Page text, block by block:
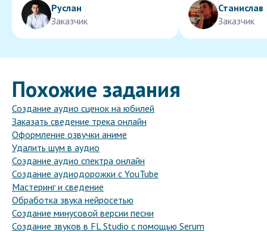
Руслан
Заказчик
Станислав
Заказчик
Похожие задания
Создание аудио сценок на юбилей
Заказать сведение трека онлайн
Оформление озвучки аниме
Удалить шум в аудио
Создание аудио спектра онлайн
Создание аудиодорожки с YouTube
Мастеринг и сведение
Обработка звука нейросетью
Создание минусовой версии песни
Создание звуков в FL Studio с помощью Serum